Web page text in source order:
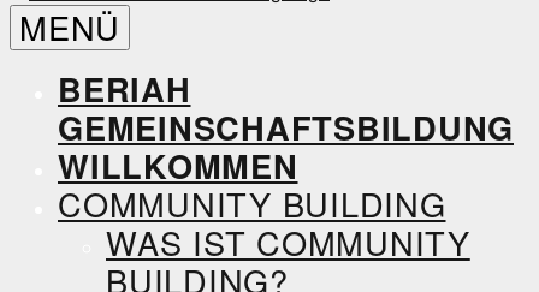
Beriah
Gemeinschaftsbildung
MENÜ
BERIAH
GEMEINSCHAFTSBILDUNG
WILLKOMMEN
COMMUNITY BUILDING
WAS IST COMMUNITY
BUILDING?